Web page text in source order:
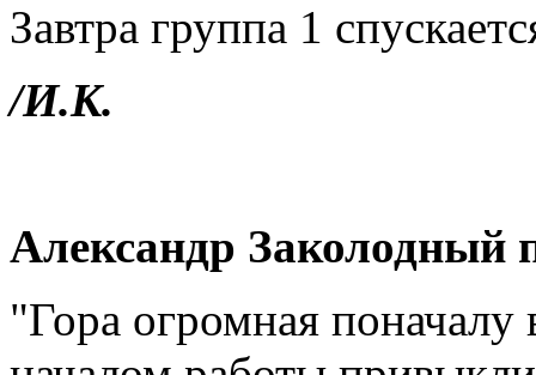
Завтра группа 1
/И.К.
Александр Заколодный
"Гора огромная поначалу